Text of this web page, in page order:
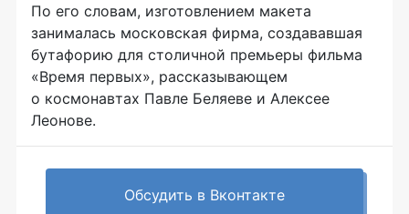
По его словам, изготовлением макета
занималась московская фирма, создававшая
бутафорию для столичной премьеры фильма
«Время первых», рассказывающем
о космонавтах Павле Беляеве и Алексее
Леонове.
Обсудить в Вконтакте